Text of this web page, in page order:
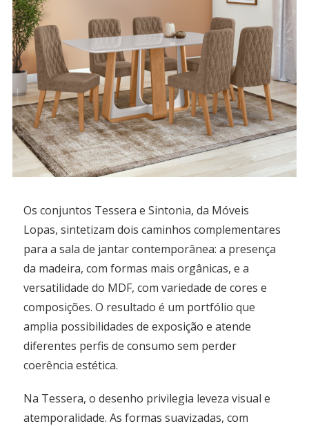
Os conjuntos Tessera e Sintonia, da Móveis
Lopas, sintetizam dois caminhos complementares
para a sala de jantar contemporânea: a presença
da madeira, com formas mais orgânicas, e a
versatilidade do MDF, com variedade de cores e
composições. O resultado é um portfólio que
amplia possibilidades de exposição e atende
diferentes perfis de consumo sem perder
coerência estética.
Na Tessera, o desenho privilegia leveza visual e
atemporalidade. As formas suavizadas, com